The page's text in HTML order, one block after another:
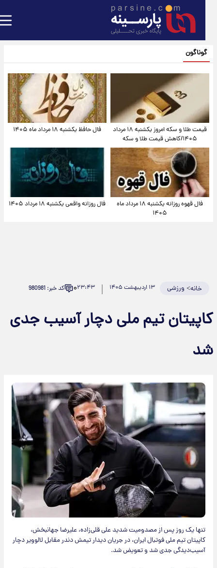
گوناگون
قیمت طلا و سکه امروز یکشنبه ۱۸ مرداد
۱۴۰۵/کاهش قیمت طلا و سکه
فال حافظ یکشنبه ۱۸ مرداد ماه ۱۴۰۵
فال قهوه روزانه یکشنبه ۱۸ مرداد ماه
۱۴۰۵
فال روزانه واقعی یکشنبه ۱۸ مرداد ۱۴۰۵
خانه>ورزشی ۱۳ اردیبهشت ۱۴۰۵ ۲۳:۴۳۰ کد خبر: 980981
تیم ملی دچار آسیب‌ جدی
تنها یک روز پس از مصدومیت شدید علی قلی‌زاده، علیرضا جهانبخش،
کاپیتان تیم ملی فوتبال ایران، در جریان دیدار تیمش دندر مقابل لالوویر دچار
آسیب‌دیدگی جدی شد و تعویض شد.